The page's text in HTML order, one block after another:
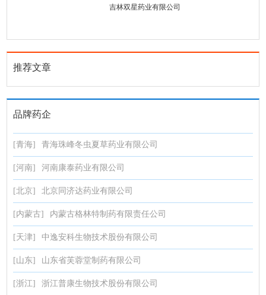
吉林双星药业有限公司
推荐文章
品牌药企
[青海] 青海珠峰冬虫夏草药业有限公司
[河南] 河南康泰药业有限公司
[北京] 北京同济达药业有限公司
[内蒙古] 内蒙古格林特制药有限责任公司
[天津] 中逸安科生物技术股份有限公司
[山东] 山东省芙蓉堂制药有限公司
[浙江] 浙江普康生物技术股份有限公司